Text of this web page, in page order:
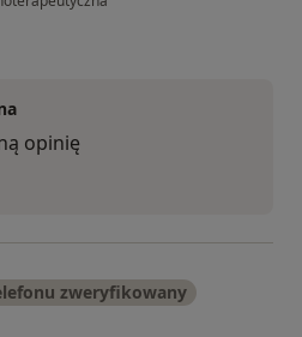
opinię
zweryfikowany